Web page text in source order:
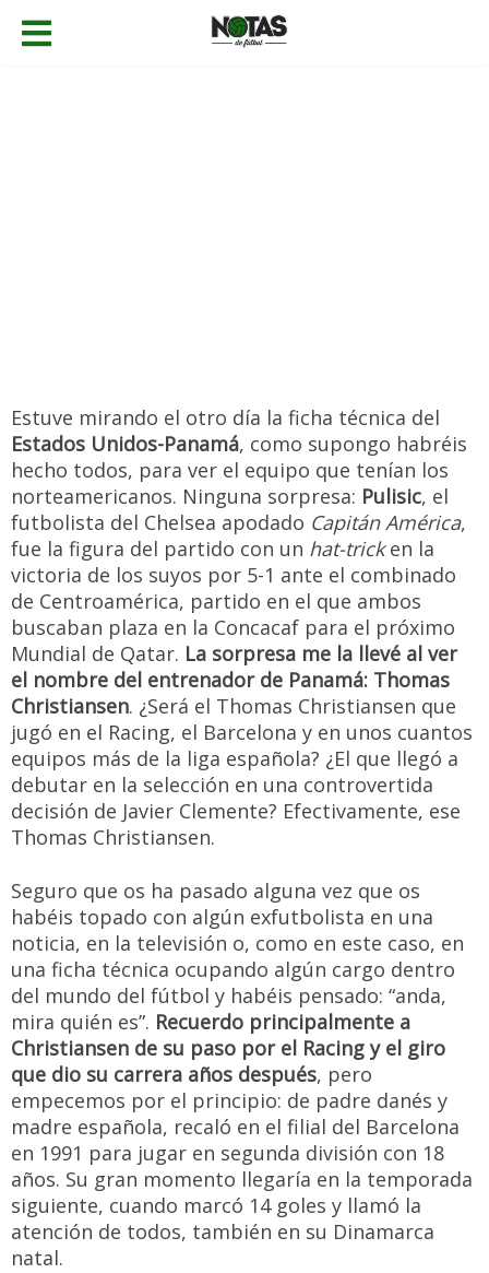
Estuve mirando el otro día la ficha técnica del
Estados Unidos-Panamá, como supongo habréis
hecho todos, para ver el equipo que tenían los
norteamericanos. Ninguna sorpresa: Pulisic, el
futbolista del Chelsea apodado Capitán América,
fue la figura del partido con un hat-tricken la
victoria de los suyos por 5-1 ante el combinado
de Centroamérica, partido en el que ambos
buscaban plaza en la Concacaf para el próximo
Mundial de Qatar. La sorpresa me la llevé al ver
el nombre del entrenador de Panamá: Thomas
Christiansen. ¿Será el Thomas Christiansen que
jugó en el Racing, el Barcelona y en unos cuantos
equipos más de la liga española? ¿El que llegó a
debutar en la selección en una controvertida
decisión de Javier Clemente? Efectivamente, ese
Thomas Christiansen.
Seguro que os ha pasado alguna vez que os
habéis topado con algún exfutbolista en una
noticia, en la televisión o, como en este caso, en
una ficha técnica ocupando algún cargo dentro
del mundo del fútbol y habéis pensado: “anda,
mira quién es”. Recuerdo principalmente a
Christiansen de su paso por el Racing y el giro
que dio su carrera años después, pero
empecemos por el principio: de padre danés y
madre española, recaló en el filial del Barcelona
en 1991 para jugar en segunda división con 18
años. Su gran momento llegaría en la temporada
siguiente, cuando marcó 14 goles y llamó la
atención de todos, también en su Dinamarca
natal.